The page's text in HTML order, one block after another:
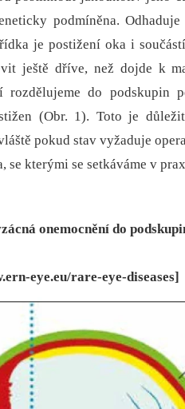
podmíněna.
je postižení oka i
ještě dříve, než dojde k
do podskupin
(Obr. 1). Toto je
pokud stav vyžaduje
se kterými se setkáváme v
onemocnění do
eye.eu/rare-eye-diseases]